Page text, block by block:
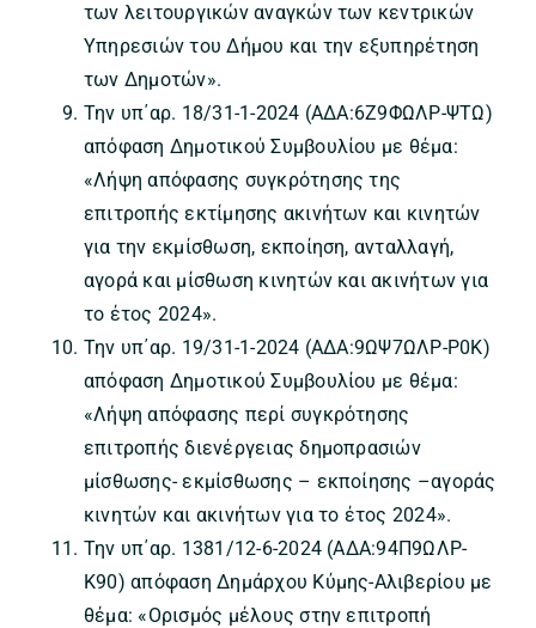
των λειτουργικών αναγκών των κεντρικών
Υπηρεσιών του Δήμου και την εξυπηρέτηση
των Δημοτών».
Την υπ΄αρ. 18/31-1-2024 (ΑΔΑ:6Ζ9ΦΩΛΡ-ΨΤΩ)
απόφαση Δημοτικού Συμβουλίου με θέμα:
«Λήψη απόφασης συγκρότησης της
επιτροπής εκτίμησης ακινήτων και κινητών
για την εκμίσθωση, εκποίηση, ανταλλαγή,
αγορά και μίσθωση κινητών και ακινήτων για
το έτος 2024».
Την υπ΄αρ. 19/31-1-2024 (ΑΔΑ:9ΩΨ7ΩΛΡ-Ρ0Κ)
απόφαση Δημοτικού Συμβουλίου με θέμα:
«Λήψη απόφασης περί συγκρότησης
επιτροπής διενέργειας δημοπρασιών
μίσθωσης- εκμίσθωσης – εκποίησης –αγοράς
κινητών και ακινήτων για το έτος 2024».
Την υπ΄αρ. 1381/12-6-2024 (ΑΔΑ:94Π9ΩΛΡ-
Κ90) απόφαση Δημάρχου Κύμης-Αλιβερίου με
θέμα: «Ορισμός μέλους στην επιτροπή